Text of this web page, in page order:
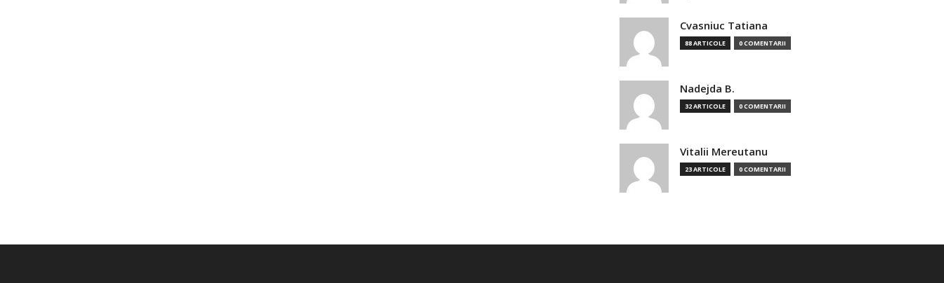
Cvasniuc Tatiana
88 ARTICOLE 0 COMENTARII
Nadejda B.
32 ARTICOLE 0 COMENTARII
Vitalii Mereutanu
23 ARTICOLE 0 COMENTARII